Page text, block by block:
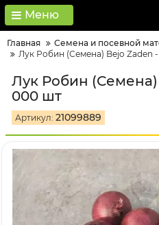
Меню
Главная Семена и посевной
Лук Робин (Семена) Bejo Zaden
Лук Робин (Семена)
000 шт
Артикул: 21099889